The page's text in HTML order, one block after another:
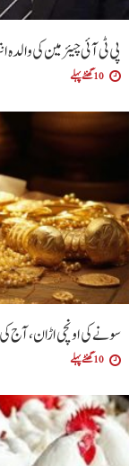
پی ٹی آئی چیئرمین کی والدہ
10 گھنٹے پہلے
سونے کی اونچی اڑان، آج کی
10 گھنٹے پہلے